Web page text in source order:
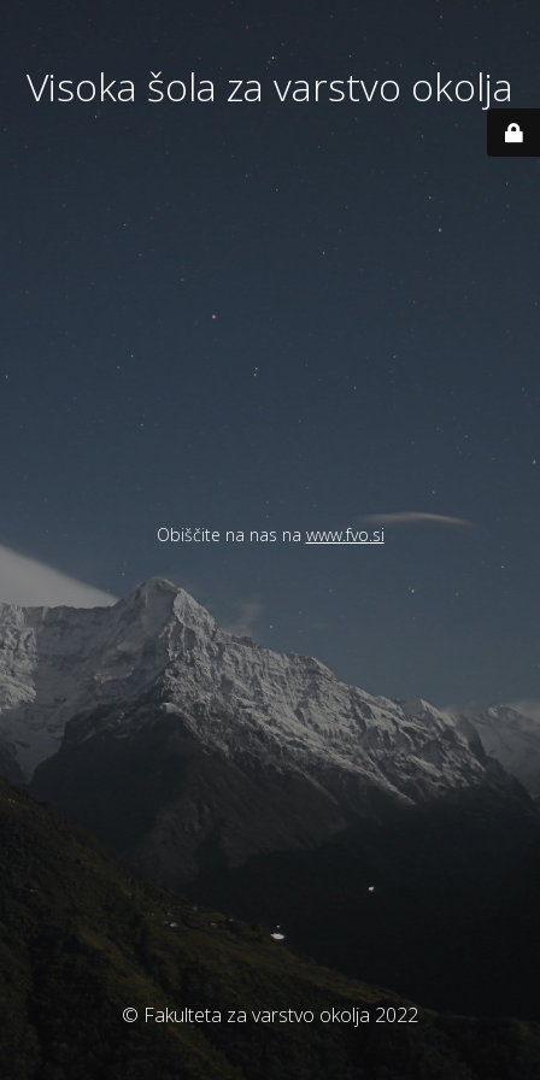
Visoka šola za varstvo okolja
Obiščite na nas na www.fvo.si
© Fakulteta za varstvo okolja 2022